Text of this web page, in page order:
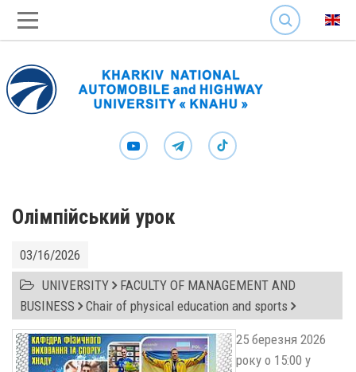
SEARCH
Олімпійський урок
03/16/2026
UNIVERSITY FACULTY OF MANAGEMENT AND
BUSINESS Chair of physical education and sports
25 березня 2026
року о 15:00 у